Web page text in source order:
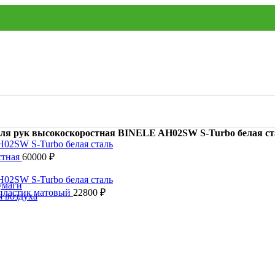
воздуха
рук высокоскоростная BINELE AH02SW S-Turbo белая
60000 ₽
матовый 22800 ₽